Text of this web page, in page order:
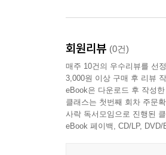
회원리뷰 (0건)
매주 10건의 우수리뷰를 선
3,000원 이상 구매 후 리뷰
eBook은 다운로드 후 작성
클래스는 첫번째 회차 주문
사락 독서모임으로 진행된
eBook 페이백, CD/LP,